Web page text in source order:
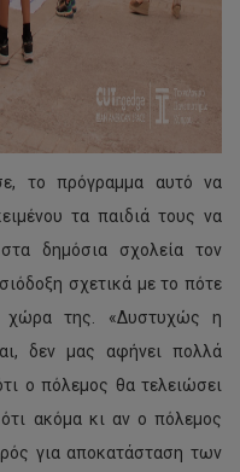
το πρόγραμμα αυτό να
τα παιδιά τους να
δημόσια σχολεία τον
σχετικά με το πότε
χώρα της. «Δυστυχώς η
δεν μας αφήνει πολλά
ο πόλεμος θα τελειώσει
ακόμα κι αν ο πόλεμος
για αποκατάσταση των